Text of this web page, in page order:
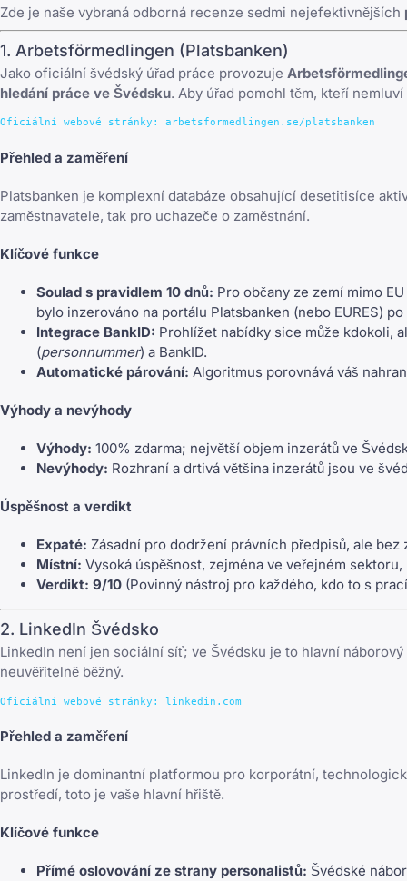
Zde je naše vybraná odborná recenze sedmi nejefektivnějších
1. Arbetsförmedlingen (Platsbanken)
Jako oficiální švédský úřad práce provozuje
hledání práce ve Švédsku. Aby úřad pomohl těm, kteří
Přehled a zaměření
Platsbanken je komplexní databáze obsahující desetitisíce
zaměstnavatele, tak pro uchazeče o zaměstnání.
Klíčové funkce
Soulad s pravidlem 10 dnů: Pro občany ze zemí mimo
bylo inzerováno na portálu Platsbanken (nebo EURES)
Integrace BankID: Prohlížet nabídky sice může kdokoli,
(personnummer) a BankID.
Automatické párování: Algoritmus porovnává váš
Výhody a nevýhody
Výhody: 100% zdarma; největší objem inzerátů ve
Nevýhody: Rozhraní a drtivá většina inzerátů jsou ve
Úspěšnost a verdikt
Expaté: Zásadní pro dodržení právních předpisů, ale
Místní: Vysoká úspěšnost, zejména ve veřejném
Verdikt: 9/10 (Povinný nástroj pro každého, kdo to s
2. LinkedIn Švédsko
LinkedIn není jen sociální síť; ve Švédsku je to hlavní
neuvěřitelně běžný.
Přehled a zaměření
LinkedIn je dominantní platformou pro korporátní,
prostředí, toto je vaše hlavní hřiště.
Klíčové funkce
Přímé oslovování ze strany personalistů: Švédské